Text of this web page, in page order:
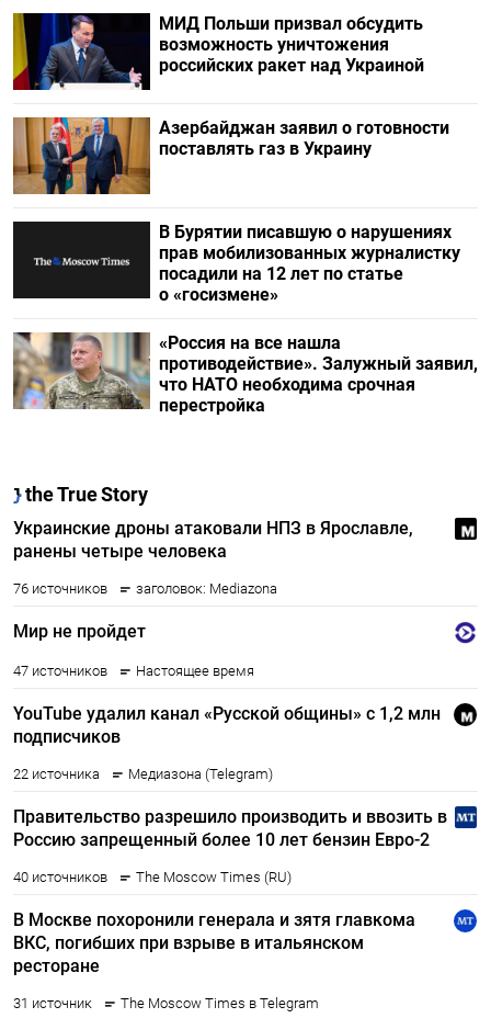
МИД Польши призвал обсудить
возможность уничтожения
российских ракет над Украиной
Азербайджан заявил о готовности
поставлять газ в Украину
В Бурятии писавшую о нарушениях
прав мобилизованных журналистку
посадили на 12 лет по статье
о «госизмене»
«Россия на все нашла
противодействие». Залужный заявил,
что НАТО необходима срочная
перестройка